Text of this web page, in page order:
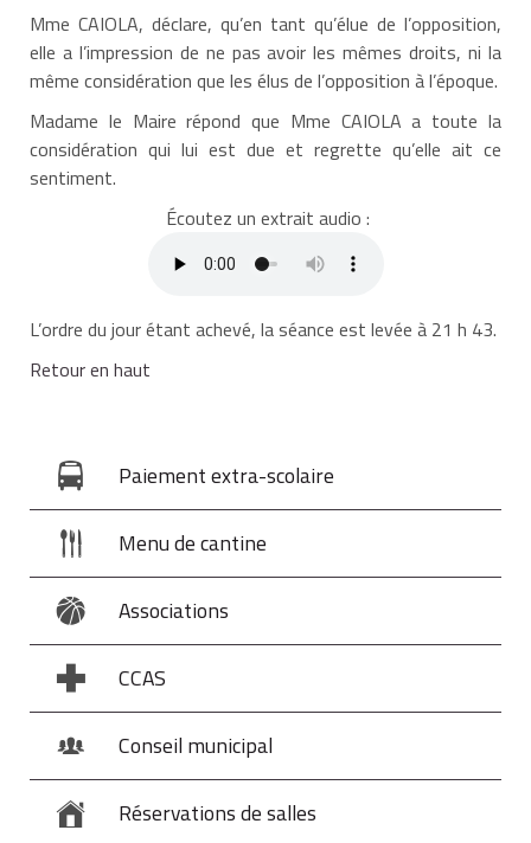
Mme CAIOLA, déclare, qu’en tant qu’élue de l’opposition,
elle a l’impression de ne pas avoir les mêmes droits, ni la
même considération que les élus de l’opposition à l’époque.
Madame le Maire répond que Mme CAIOLA a toute la
considération qui lui est due et regrette qu’elle ait ce
sentiment.
Écoutez un extrait audio :
L’ordre du jour étant achevé, la séance est levée à 21 h 43.
Retour en haut
Paiement extra-scolaire
Menu de cantine
Associations
CCAS
Conseil municipal
Réservations de salles